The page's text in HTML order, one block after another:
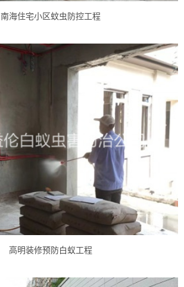
南海住宅小区蚊虫防控工程
高明装修预防白蚁工程